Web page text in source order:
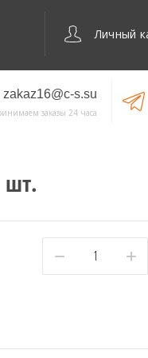
Личный
zakaz16@c-s.su
заказы 24 часа
шт.
− +